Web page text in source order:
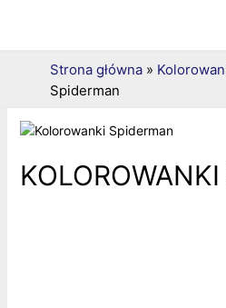
Strona główna »
Spiderman